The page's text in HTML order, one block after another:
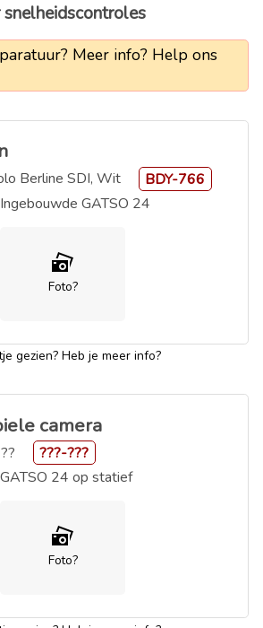
snelheidscontroles
Meer info? Help ons
Berline SDI, Wit
BDY-766
GATSO 24
Foto?
gezien? Heb je meer info?
camera
???-???
24 op statief
Foto?